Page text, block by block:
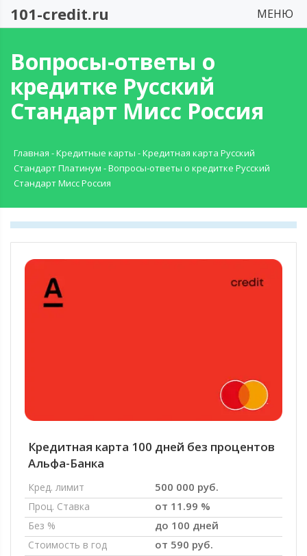
101-credit.ru МЕНЮ
Вопросы-ответы о
кредитке Русский
Стандарт Мисс Россия
Главная -Кредитные карты -Кредитная карта Русский
Стандарт Платинум -Вопросы-ответы о кредитке Русский
Стандарт Мисс Россия
Кредитная карта 100 дней без процентов
Альфа-Банка
Кред. лимит 500 000 руб.
Проц. Ставка от 11.99 %
Без % до 100 дней
Стоимость в год от 590 руб.